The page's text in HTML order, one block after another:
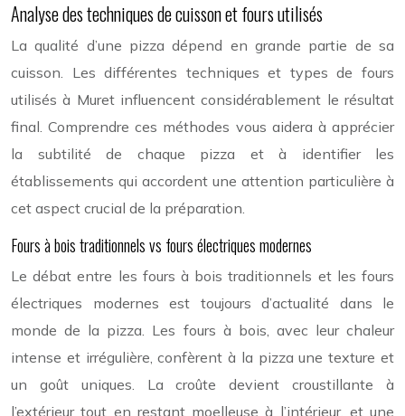
Analyse des techniques de cuisson et fours utilisés
La qualité d’une pizza dépend en grande partie de sa
cuisson. Les différentes techniques et types de fours
utilisés à Muret influencent considérablement le résultat
final. Comprendre ces méthodes vous aidera à apprécier
la subtilité de chaque pizza et à identifier les
établissements qui accordent une attention particulière à
cet aspect crucial de la préparation.
Fours à bois traditionnels vs fours électriques modernes
Le débat entre les fours à bois traditionnels et les fours
électriques modernes est toujours d’actualité dans le
monde de la pizza. Les fours à bois, avec leur chaleur
intense et irrégulière, confèrent à la pizza une texture et
un goût uniques. La croûte devient croustillante à
l’extérieur tout en restant moelleuse à l’intérieur, et une